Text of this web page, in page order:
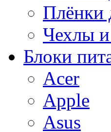
Плёнки
Чехлы
Блоки
Acer
Apple
Asus